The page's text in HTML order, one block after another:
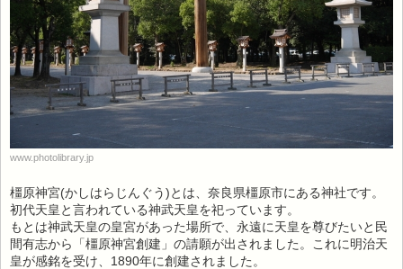
www.photolibrary.jp
橿原神宮(かしはらじんぐう)とは、奈良県橿原市にある神社です。
初代天皇と言われている神武天皇を祀っています。
もとは神武天皇の皇宮があった場所で、永遠に天皇を尊びたいと民
間有志から「橿原神宮創建」の請願が出されました。これに明治天
皇が感銘を受け、1890年に創建されました。